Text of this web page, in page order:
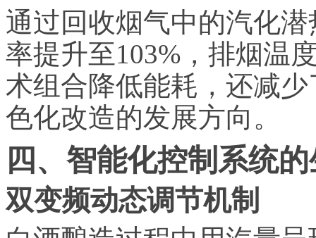
通过回收烟气中的汽化
率提升至103%，排烟温
术组合降低能耗，还减
色化改造的发展方向。
四、智能化控制系统
双变频动态调节机制